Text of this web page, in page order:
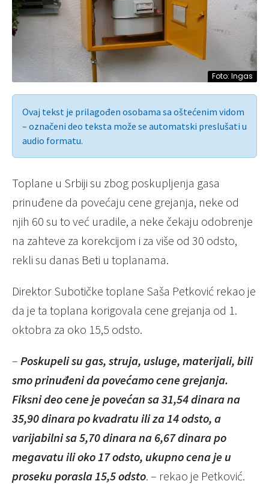
Foto: Ingas
Ovaj tekst je prilagođen osobama sa oštećenim vidom
– označeni deo teksta može se automatski preslušati u
audio formatu.
Toplane u Srbiji su zbog poskupljenja gasa
prinuđene da povećaju cene grejanja, neke od
njih 60 su to već uradile, a neke čekaju odobrenje
na zahteve za korekcijom i za više od 30 odsto,
rekli su danas Beti u toplanama.
Direktor Subotičke toplane Saša Petković rekao je
da je ta toplana korigovala cene grejanja od 1.
oktobra za oko 15,5 odsto.
– Poskupeli su gas, struja, usluge, materijali, bili
smo prinuđeni da povećamo cene grejanja.
Fiksni deo cene je povećan sa 31,54 dinara na
35,90 dinara po kvadratu ili za 14 odsto, a
varijabilni sa 5,70 dinara na 6,67 dinara po
megavatu ili oko 17 odsto, ukupno cena je u
proseku porasla 15,5 odsto. – rekao je Petković.